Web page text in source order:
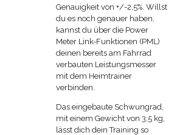
Genauigkeit von +/-2,5%. Willst
du es noch genauer haben,
kannst du über die Power
Meter Link-Funktionen (PML)
deinen bereits am Fahrrad
verbauten Leistungsmesser
mit dem Heimtrainer
verbinden.
Das eingebaute Schwungrad,
mit einem Gewicht von 3,5 kg,
lässt dich dein Training so